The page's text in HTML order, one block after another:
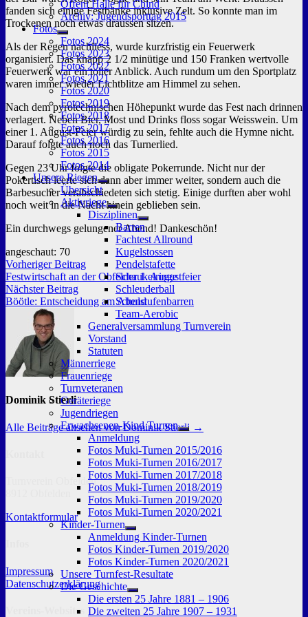
Offeni Halle für Chind
Archiv: Jugendsporttag 2015
Fotos
Untermenü
anzeigen
Fotos 2024
Fotos 2023
Fotos 2022
Fotos 2021
Fotos 2020
Fotos 2019
Fotos 2018
Fotos 2017
Fotos 2016
Fotos 2015
Fotos 2014
Unsere Riegen
Untermenü
anzeigen
Übersicht
Aktivriege
Untermenü
anzeigen
Disziplinen
Untermenü
anzeigen
Barren
Fachtest Allround
Kugelstossen
Pendelstafette
Schaukelringe
Schleuderball
Schulstufenbarren
Team-Aerobic
Generalversammlung Turnverein
Vorstand
Statuten
Männerriege
Frauenriege
Turnveteranen
Geräteriege
Jugendriegen
Erwachsenen-Kind Turnen
Untermenü
anzeigen
Anmeldung
Fotos Muki-Turnen 2015/2016
Fotos Muki-Turnen 2016/2017
Fotos Muki-Turnen 2017/2018
Fotos Muki-Turnen 2018/2019
Fotos Muki-Turnen 2019/2020
Fotos Muki-Turnen 2020/2021
Kinder-Turnen
Untermenü
anzeigen
Anmeldung Kinder-Turnen
Fotos Kinder-Turnen 2019/2020
Fotos Kinder-Turnen 2020/2021
Unsere Turnfest-Resultate
Die Geschichte
Untermenü
anzeigen
Die ersten 25 Jahre 1881 – 1906
Die zweiten 25 Jahre 1907 – 1931
fanden sich einige Festbänke inklusive Zelt. So konnte man im
Trockenen noch etwas draussen sitzen.
Als der Regen nachliess, wurde kurzfristig ein Feuerwerk
organisiert. Das knapp 2 1/2 minütige und 150 Franken wertvolle
Feuerwerk war ein toller Anblick. Auch rundum um den Sportplatz
waren immer wieder Lichtblitze am Himmel zu sehen.
Nach dem pyrotechnischen Höhepunkt wurde das Fest nach drinnen
verlagert. Neben Bier, Most und Drinks floss sogar Weisswein. Um
einer 1. August-Feier würdig zu sein, fehlte auch die Hymne nicht.
Darauf folgte auch noch das Turnerlied.
Gegen 23 Uhr folgte die obligate Pokerrunde. Nicht nur der
Pokertisch leerte sich dann aber immer weiter, sondern auch die
Barbesucher verabschiedeten sich stetig. Einige durften aber wohl
noch weit in die Nacht hinein geblieben sein.
Ein durchwegs gelungener Abend! Dankeschön!
angeschaut: 70
Beitragsnavigation
Vorheriger BeitragVorheriger
Beitrag:
Festwirtschaft an der Obfelder 1. Augustfeier
Nächster BeitragNächster
Beitrag:
Böötle: Entscheidung am Abend
Dominik Stierli
Alle Beiträge ansehen von Dominik Stierli →
Turnverein Obfelden
Kontaktformular
Impressum
Datenschutzerklärung
Vereins-Websites